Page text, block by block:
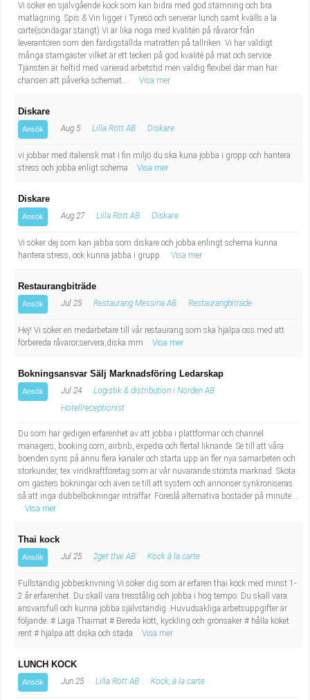
Vi söker en självgående kock som kan bidra med god stämning och bra
matlagning. Spis & Vin ligger i Tyresö och serverar lunch samt kvälls a la
carte(söndagar stängt) Vi är lika noga med kvalitén på råvaror från
leverantören som den färdigställda maträtten på tallriken. Vi har väldigt
många stamgäster vilket är ett tecken på god kvalité på mat och service.
Tjänsten är heltid med varierad arbetstid men väldig flexibel där man har
chansen att påverka schemat....
Visa mer
Diskare
Ansök Aug 5 Lilla Rött AB Diskare
vi jobbar med italiensk mat i fin miljö du ska kuna jobba i gropp och hantera
stress och jobba enligt schema
Visa mer
Diskare
Ansök Aug 27 Lilla Rött AB Diskare
Vi söker dej som kan jabba som diskare och jobba enlingt schema kunna
hantera stress, ock kunna jabba i grupp.
Visa mer
Restaurangbiträde
Ansök Jul 25 Restaurang Messina AB Restaurangbiträde
Hej! Vi söker en medarbetare till vår restaurang som ska hjälpa oss med att
förbereda råvaror,servera,diska mm
Visa mer
Bokningsansvar Sälj Marknadsföring Ledarskap
Ansök Jul 24
Logistik & distribution i Norden AB
Hotellreceptionist
Du som har gedigen erfarenhet av att jobba i plattformar och channel
managers, booking.com, airbnb, expedia och flertal liknande. Se till att våra
boenden syns på ännu flera kanaler och starta upp än fler nya samarbeten och
storkunder, tex vindkraftföretag som är vår nuvarande största marknad. Sköta
om gästers bokningar och även se till att system och annonser synkroniseras
så att inga dubbelbokningar inträffar. Föreslå alternativa bostäder på minute...
Visa mer
Thai kock
Ansök Jul 25 2get thai AB Kock à la carte
Fullständig jobbeskrivning Vi söker dig som är erfaren thai kock med minst 1-
2 år erfarenhet. Du skall vara tresstålig och jobba i hög tempo. Du skall vara
ansvarsfull och kunna jobba självständig. Huvudsakliga arbetsuppgifter är
följande: # Laga Thaimat # Bereda kött, kyckling och grönsaker # hålla köket
rent # hjälpa att diska och städa
Visa mer
LUNCH KOCK
Ansök Jun 25 Lilla Rött AB Kock, à la carte